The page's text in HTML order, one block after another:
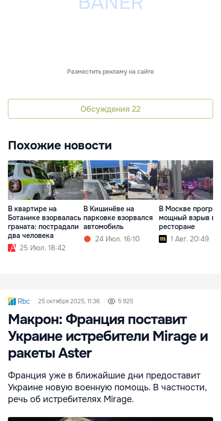
Разместить рекламу на сайте
Обсуждения 22
Похожие новости
В квартире на
Ботанике взорвалась
граната: пострадали
два человека
25 Июл. 18:42
В Кишинёве на
парковке взорвался
автомобиль
24 Июл. 16:10
В Москве
мощный взрыв в
ресторане
1 Авг. 20:49
Rbc 25 октября 2025, 11:36 5 925
Макрон: Франция поставит
Украине истребители Mirage и
ракеты Aster
Франция уже в ближайшие дни предоставит
Украине новую военную помощь. В частности,
речь об истребителях Mirage.